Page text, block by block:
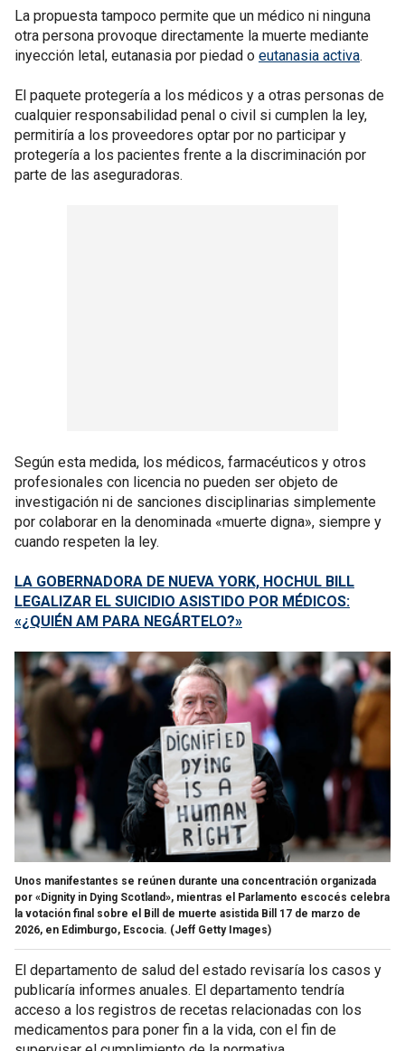
La propuesta tampoco permite que un médico ni ninguna
otra persona provoque directamente la muerte mediante
inyección letal, eutanasia por piedad o eutanasia activa.
El paquete protegería a los médicos y a otras personas de
cualquier responsabilidad penal o civil si cumplen la ley,
permitiría a los proveedores optar por no participar y
protegería a los pacientes frente a la discriminación por
parte de las aseguradoras.
Según esta medida, los médicos, farmacéuticos y otros
profesionales con licencia no pueden ser objeto de
investigación ni de sanciones disciplinarias simplemente
por colaborar en la denominada «muerte digna», siempre y
cuando respeten la ley.
LA GOBERNADORA DE NUEVA YORK, HOCHUL BILL
LEGALIZAR EL SUICIDIO ASISTIDO POR MÉDICOS:
«¿QUIÉN AM PARA NEGÁRTELO?»
Unos manifestantes se reúnen durante una concentración organizada
por «Dignity in Dying Scotland», mientras el Parlamento escocés celebra
la votación final sobre el Bill de muerte asistida Bill 17 de marzo de
2026, en Edimburgo, Escocia. (Jeff Getty Images)
El departamento de salud del estado revisaría los casos y
publicaría informes anuales. El departamento tendría
acceso a los registros de recetas relacionadas con los
medicamentos para poner fin a la vida, con el fin de